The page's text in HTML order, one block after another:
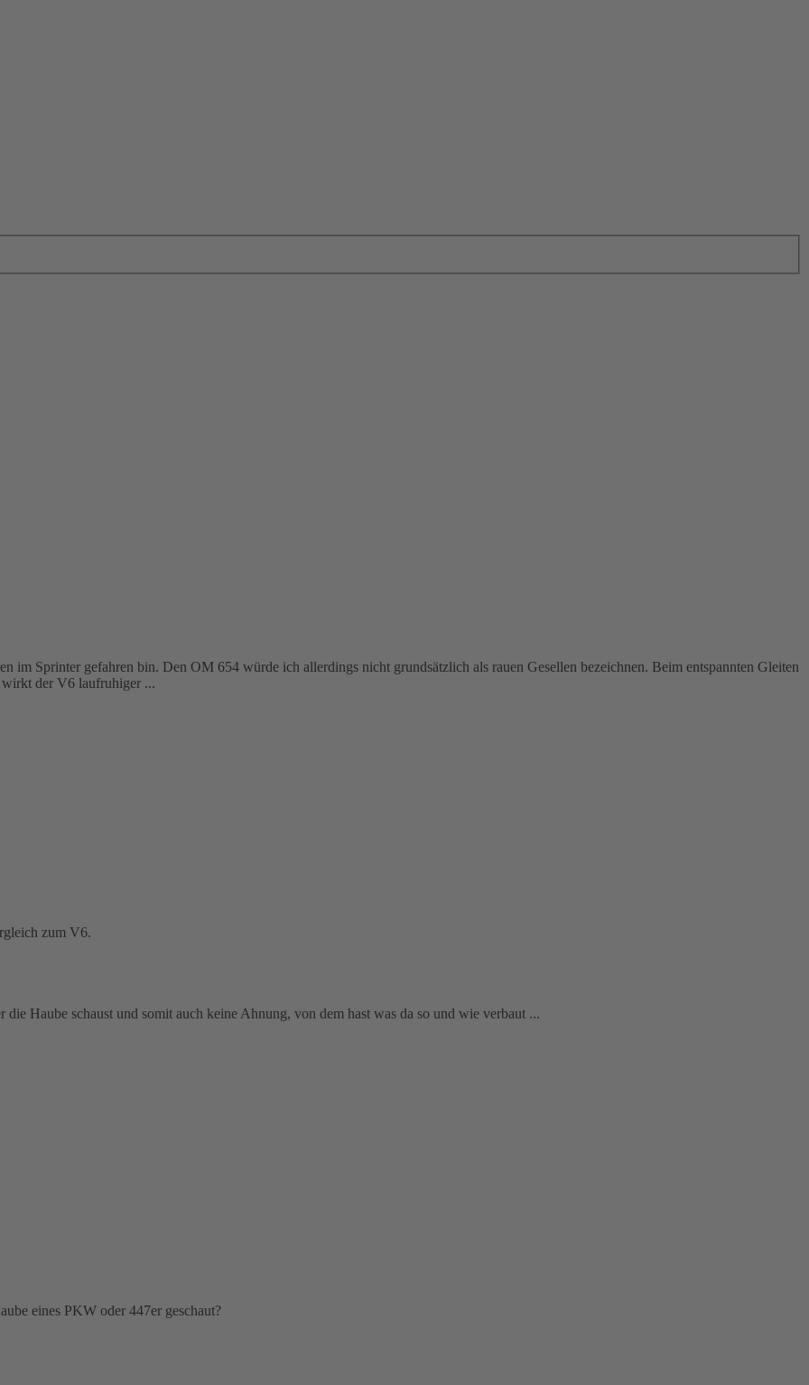
im Sprinter gefahren bin. Den OM 654 würde ich allerdings nicht grundsätzlich als rauen Gesellen bezeichnen. Beim entspannten Gleiten
wirkt der V6 laufruhiger ...
zum V6.
Haube schaust und somit auch keine Ahnung, von dem hast was da so und wie verbaut ...
eines PKW oder 447er geschaut?